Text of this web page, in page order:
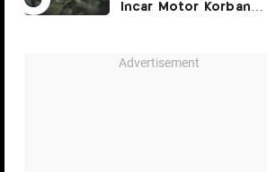
Incar Motor Korban
Advertisement